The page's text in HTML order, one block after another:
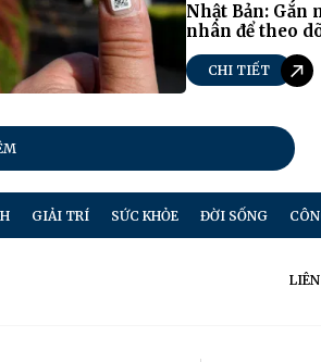
Nhật Bản: Gắn
nhân để theo
CHI TIẾT
GIẢI TRÍ SỨC KHỎE ĐỜI SỐNG